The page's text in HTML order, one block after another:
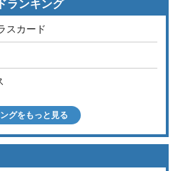
ランキング
スカード
グをもっと見る